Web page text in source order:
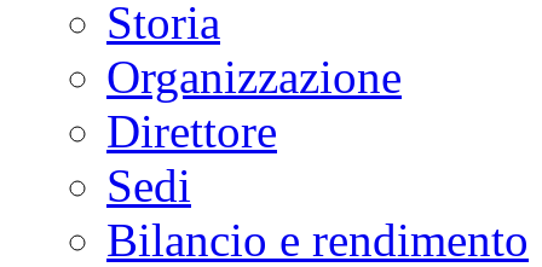
Storia
Organizzazione
Direttore
Sedi
Bilancio e rendimento